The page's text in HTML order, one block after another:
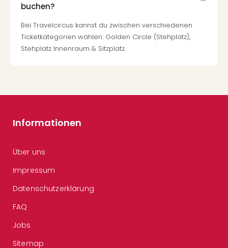
buchen?
Bei Travelcircus kannst du zwischen verschiedenen
Ticketkategorien wählen: Golden Circle (Stehplatz),
Stehplatz Innenraum & Sitzplatz.
Informationen
Über uns
Impressum
Datenschutzerklärung
FAQ
Jobs
Sitemap